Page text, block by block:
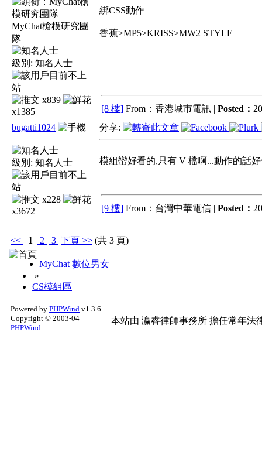
MyChat槍模研究團
隊
級別: 知名人士
x839
x1385
綁CSS動作
香蕉>MP5>KRISS>MW2 STYLE
[8 樓] From：香港城市電訊 | Posted：
bugatti1024
級別: 知名人士
x228
x3672
分享:
模組蠻好看的,只有 V 檔啊...動作的話
[9 樓] From：台灣中華電信 | Posted：
<< 1 2 3 下頁 >> (共 3 頁)
MyChat 數位男女
»
CS模組區
Powered by PHPWind v1.3.6
Copyright © 2003-04
PHPWind
本站由 瀛睿律師事務所 擔任常年法